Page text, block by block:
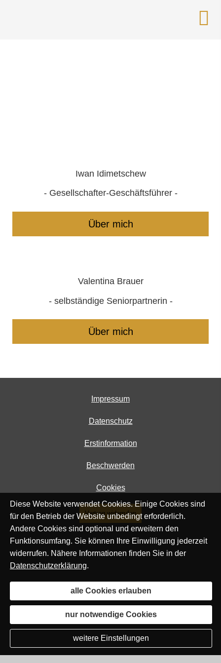
Iwan Idimetschew
- Gesellschafter-Geschäftsführer -
Über mich
Valentina Brauer
- selbständige Seniorpartnerin -
Über mich
Impressum
Datenschutz
Erstinformation
Beschwerden
Cookies
Vertrag widerrufen
Diese Website verwendet Cookies. Einige Cookies sind
für den Betrieb der Website unbedingt erforderlich.
Andere Cookies sind optional und erweitern den
Funktionsumfang. Sie können Ihre Einwilligung jederzeit
widerrufen. Nähere Informationen finden Sie in der
Datenschutzerklärung.
alle Cookies erlauben
nur notwendige Cookies
weitere Einstellungen